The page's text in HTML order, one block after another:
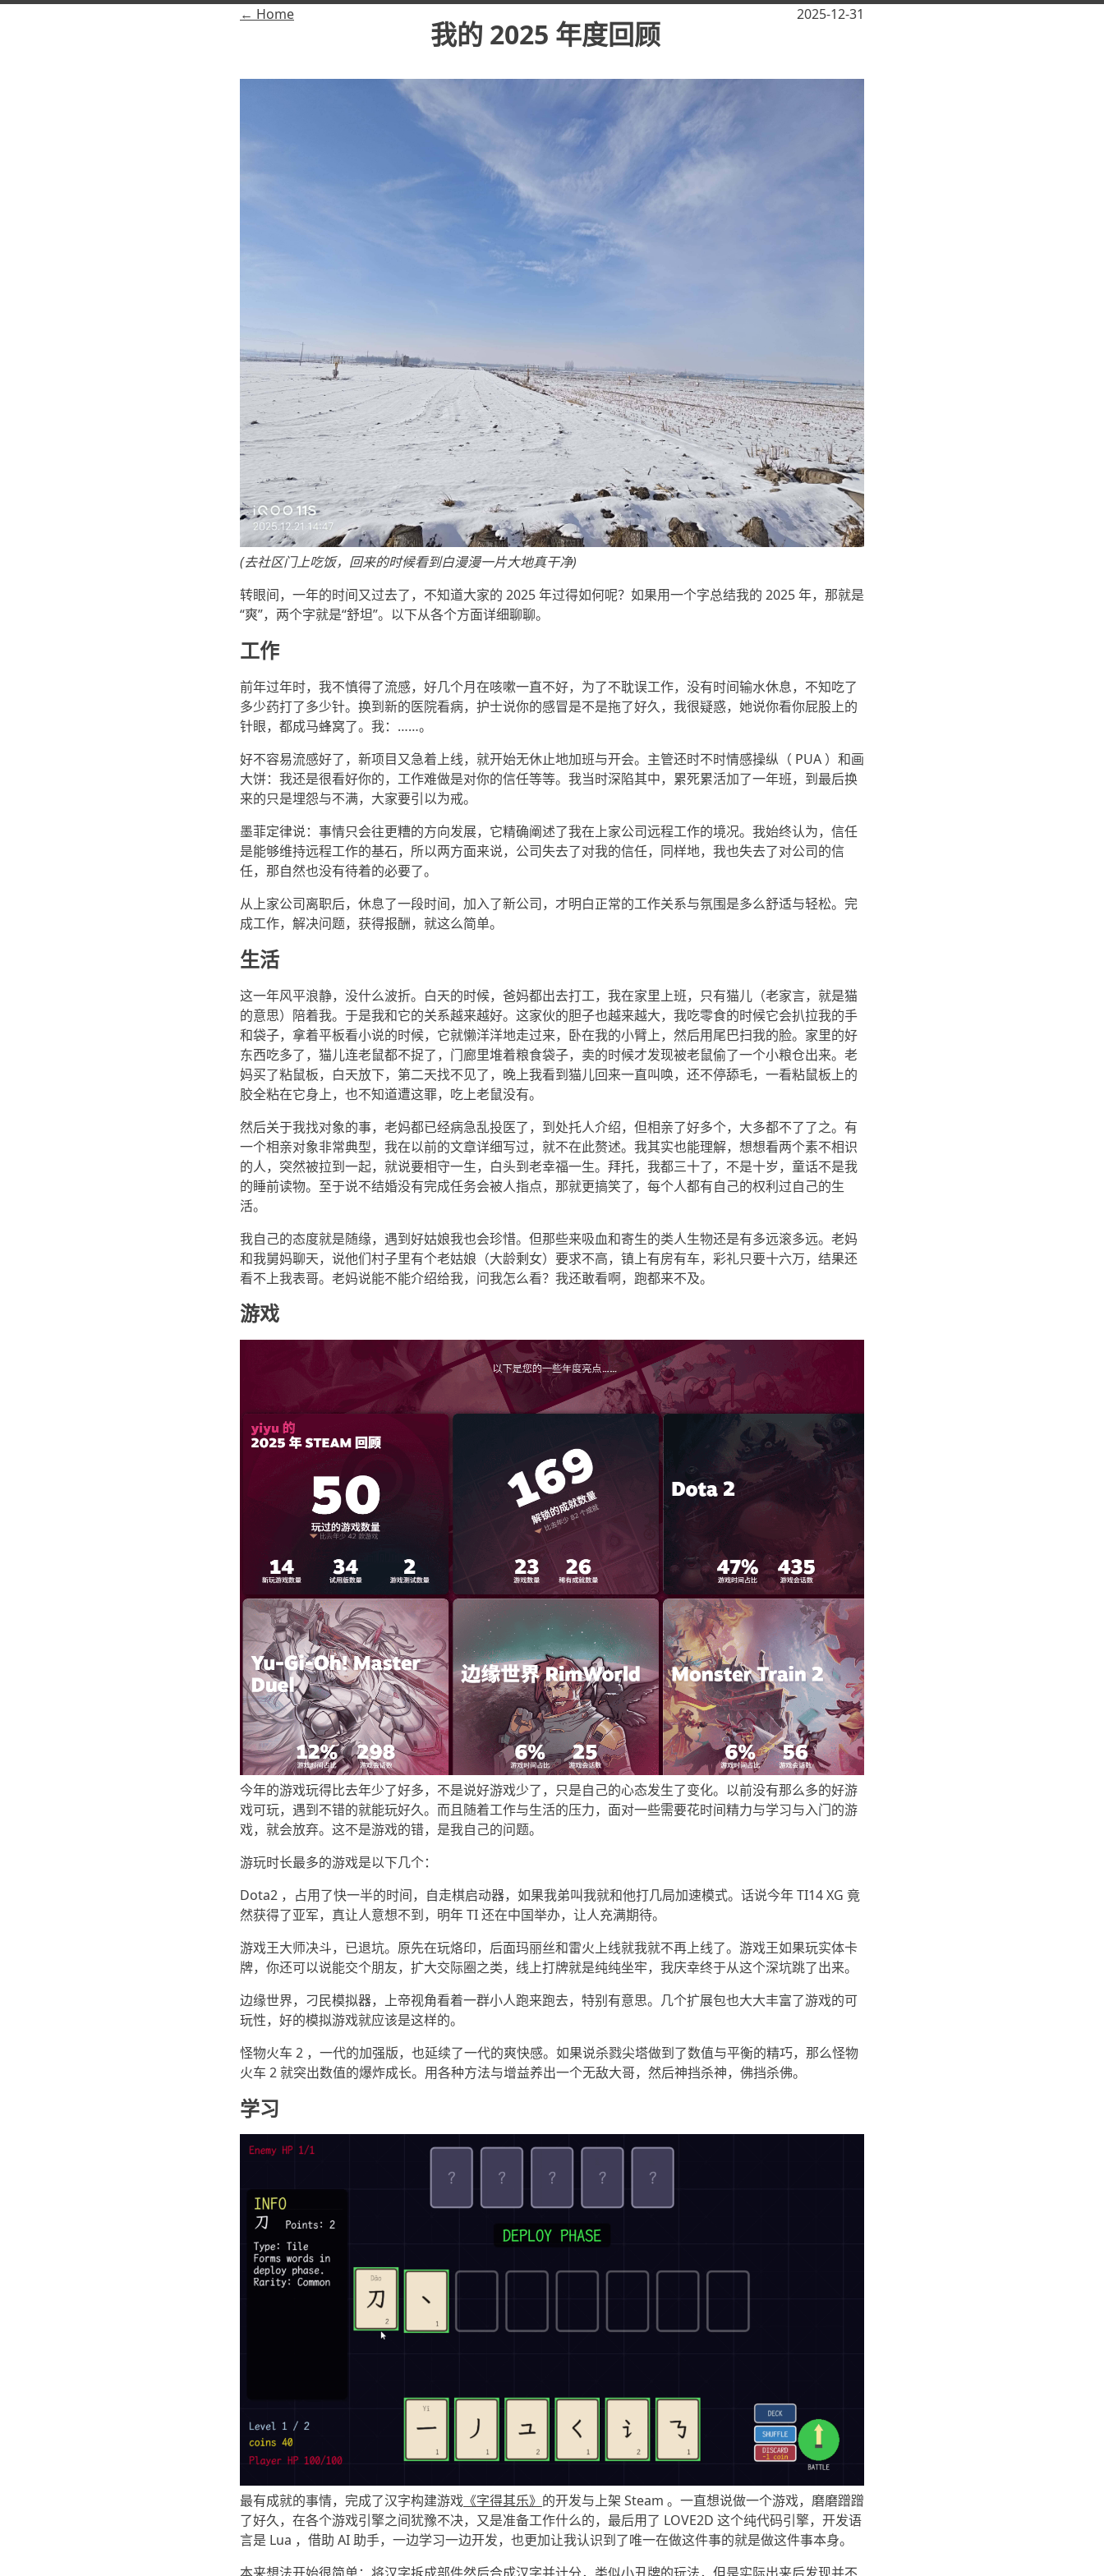
← Home
我的 2025 年度回顾
2025-12-31
(去社区门上吃饭，回来的时候看到白漫漫一片大地真干净)
转眼间，一年的时间又过去了，不知道大家的 2025 年过得如何呢？如果用一个字总结我的 2025 年，那就是
“爽”，两个字就是“舒坦”。以下从各个方面详细聊聊。
工作
前年过年时，我不慎得了流感，好几个月在咳嗽一直不好，为了不耽误工作，没有时间输水休息，不知吃了
多少药打了多少针。换到新的医院看病，护士说你的感冒是不是拖了好久，我很疑惑，她说你看你屁股上的
针眼，都成马蜂窝了。我：……。
好不容易流感好了，新项目又急着上线，就开始无休止地加班与开会。主管还时不时情感操纵（ PUA ）和画
大饼：我还是很看好你的，工作难做是对你的信任等等。我当时深陷其中，累死累活加了一年班，到最后换
来的只是埋怨与不满，大家要引以为戒。
墨菲定律说：事情只会往更糟的方向发展，它精确阐述了我在上家公司远程工作的境况。我始终认为，信任
是能够维持远程工作的基石，所以两方面来说，公司失去了对我的信任，同样地，我也失去了对公司的信
任，那自然也没有待着的必要了。
从上家公司离职后，休息了一段时间，加入了新公司，才明白正常的工作关系与氛围是多么舒适与轻松。完
成工作，解决问题，获得报酬，就这么简单。
生活
这一年风平浪静，没什么波折。白天的时候，爸妈都出去打工，我在家里上班，只有猫儿（老家言，就是猫
的意思）陪着我。于是我和它的关系越来越好。这家伙的胆子也越来越大，我吃零食的时候它会扒拉我的手
和袋子，拿着平板看小说的时候，它就懒洋洋地走过来，卧在我的小臂上，然后用尾巴扫我的脸。家里的好
东西吃多了，猫儿连老鼠都不捉了，门廊里堆着粮食袋子，卖的时候才发现被老鼠偷了一个小粮仓出来。老
妈买了粘鼠板，白天放下，第二天找不见了，晚上我看到猫儿回来一直叫唤，还不停舔毛，一看粘鼠板上的
胶全粘在它身上，也不知道遭这罪，吃上老鼠没有。
然后关于我找对象的事，老妈都已经病急乱投医了，到处托人介绍，但相亲了好多个，大多都不了了之。有
一个相亲对象非常典型，我在以前的文章详细写过，就不在此赘述。我其实也能理解，想想看两个素不相识
的人，突然被拉到一起，就说要相守一生，白头到老幸福一生。拜托，我都三十了，不是十岁，童话不是我
的睡前读物。至于说不结婚没有完成任务会被人指点，那就更搞笑了，每个人都有自己的权利过自己的生
活。
我自己的态度就是随缘，遇到好姑娘我也会珍惜。但那些来吸血和寄生的类人生物还是有多远滚多远。老妈
和我舅妈聊天，说他们村子里有个老姑娘（大龄剩女）要求不高，镇上有房有车，彩礼只要十六万，结果还
看不上我表哥。老妈说能不能介绍给我，问我怎么看？我还敢看啊，跑都来不及。
游戏
今年的游戏玩得比去年少了好多，不是说好游戏少了，只是自己的心态发生了变化。以前没有那么多的好游
戏可玩，遇到不错的就能玩好久。而且随着工作与生活的压力，面对一些需要花时间精力与学习与入门的游
戏，就会放弃。这不是游戏的错，是我自己的问题。
游玩时长最多的游戏是以下几个：
Dota2 ，占用了快一半的时间，自走棋启动器，如果我弟叫我就和他打几局加速模式。话说今年 TI14 XG 竟
然获得了亚军，真让人意想不到，明年 TI 还在中国举办，让人充满期待。
游戏王大师决斗，已退坑。原先在玩烙印，后面玛丽丝和雷火上线就我就不再上线了。游戏王如果玩实体卡
牌，你还可以说能交个朋友，扩大交际圈之类，线上打牌就是纯纯坐牢，我庆幸终于从这个深坑跳了出来。
边缘世界，刁民模拟器，上帝视角看着一群小人跑来跑去，特别有意思。几个扩展包也大大丰富了游戏的可
玩性，好的模拟游戏就应该是这样的。
怪物火车 2 ，一代的加强版，也延续了一代的爽快感。如果说杀戮尖塔做到了数值与平衡的精巧，那么怪物
火车 2 就突出数值的爆炸成长。用各种方法与增益养出一个无敌大哥，然后神挡杀神，佛挡杀佛。
学习
最有成就的事情，完成了汉字构建游戏 《字得其乐》 的开发与上架 Steam 。一直想说做一个游戏，磨磨蹭蹭
了好久，在各个游戏引擎之间犹豫不决，又是准备工作什么的，最后用了 LOVE2D 这个纯代码引擎，开发语
言是 Lua ，借助 AI 助手，一边学习一边开发，也更加让我认识到了唯一在做这件事的就是做这件事本身。